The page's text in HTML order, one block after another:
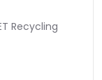
Recycling